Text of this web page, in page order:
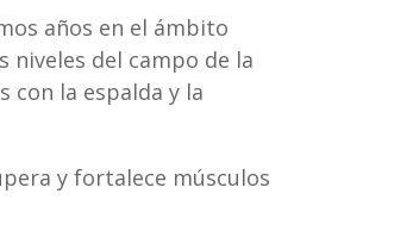
años en el ámbito
del campo de la
con la espalda y la
y fortalece músculos